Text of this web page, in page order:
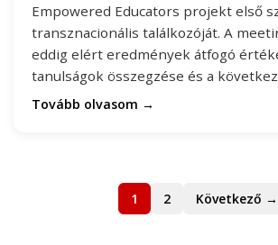
Empowered Educators projekt első
transznacionális találkozóját. A
eddig elért eredmények átfogó
tanulságok összegzése és a
Tovább olvasom →
1 2 Következő →